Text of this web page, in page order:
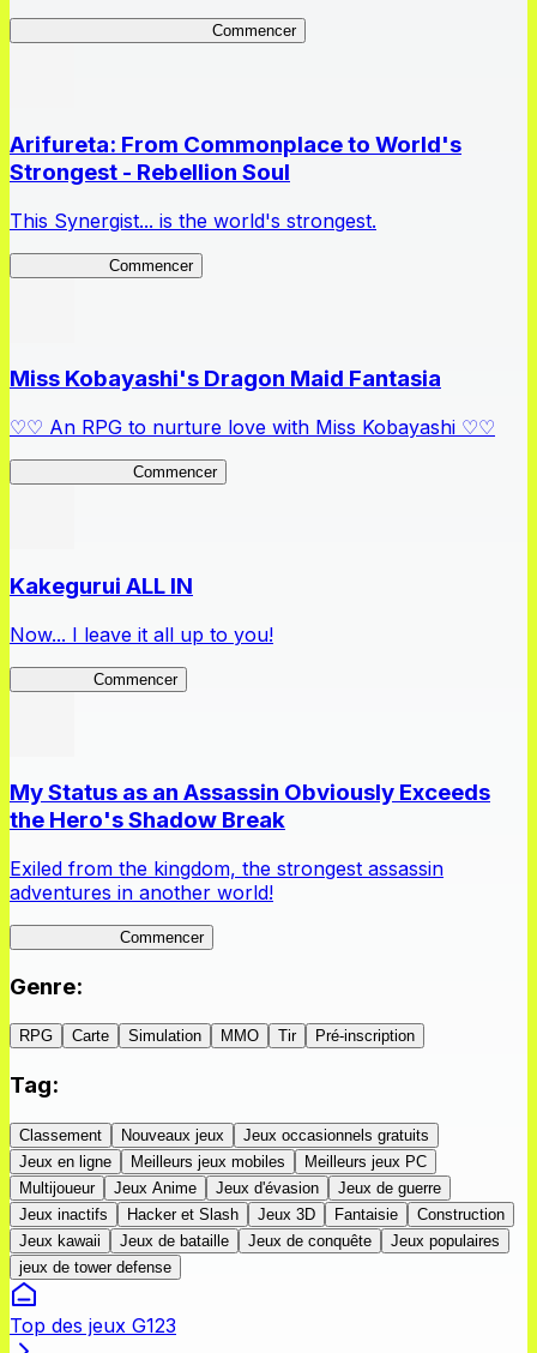
Commencer
Arifureta: From Commonplace to World's
Strongest - Rebellion Soul
This Synergist... is the world's strongest.
Commencer
Miss Kobayashi's Dragon Maid Fantasia
♡♡ An RPG to nurture love with Miss Kobayashi ♡♡
Commencer
Kakegurui ALL IN
Now... I leave it all up to you!
Commencer
My Status as an Assassin Obviously Exceeds
the Hero's Shadow Break
Exiled from the kingdom, the strongest assassin
adventures in another world!
Commencer
Genre:
RPG Carte Simulation MMO Tir Pré-inscription
Tag:
Classement Nouveaux jeux
Jeux occasionnels gratuits
Jeux en ligne
Meilleurs jeux mobiles
Meilleurs jeux PC
Multijoueur
Jeux Anime Jeux d'évasion
Jeux de guerre
Jeux inactifs
Hacker et Slash Jeux 3D Fantaisie
Construction
Jeux kawaii
Jeux de bataille Jeux de conquête
Jeux populaires
jeux de tower defense
Top des jeux G123